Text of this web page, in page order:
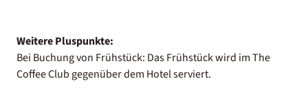
Weitere Pluspunkte:
Bei Buchung von Frühstück: Das Frühstück wird im The
Coffee Club gegenüber dem Hotel serviert.